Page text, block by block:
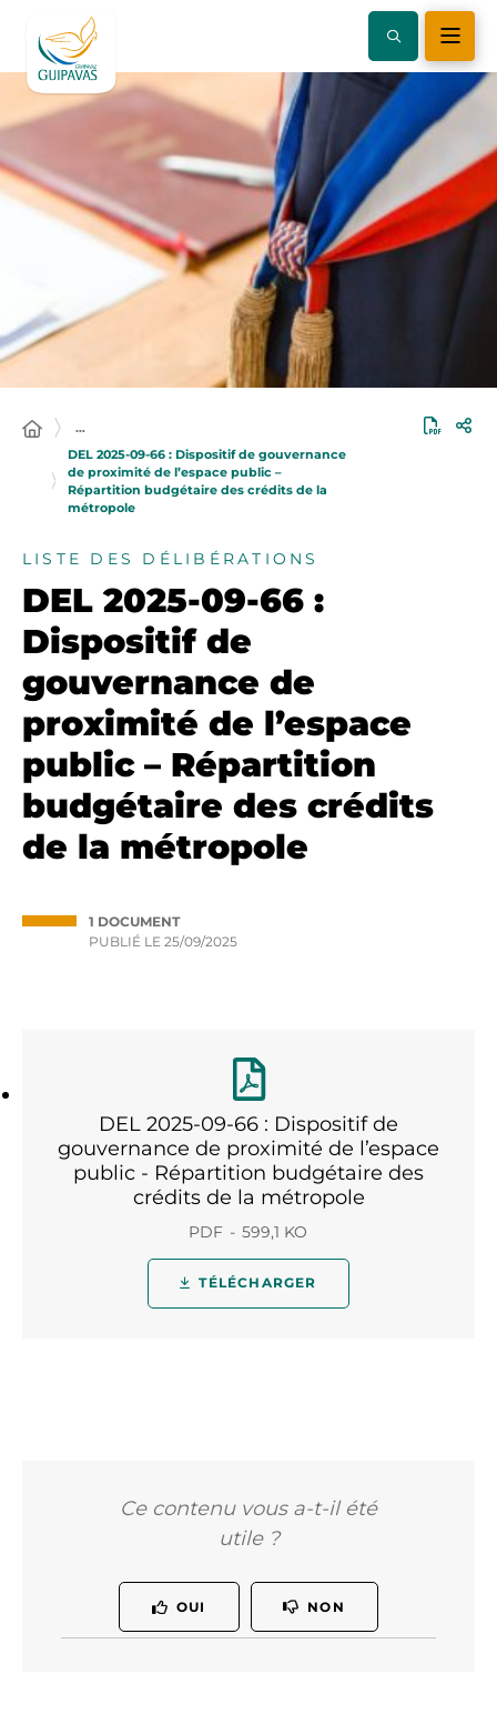
…
DEL 2025-09-66 : Dispositif de gouvernance
de proximité de l’espace public –
Répartition budgétaire des crédits de la
métropole
LISTE DES DÉLIBÉRATIONS
DEL 2025-09-66 :
Dispositif de
gouvernance de
proximité de l’espace
public – Répartition
budgétaire des crédits
de la métropole
1 DOCUMENT
PUBLIÉ LE 25/09/2025
DEL 2025-09-66 : Dispositif de
gouvernance de proximité de l’espace
public - Répartition budgétaire des
crédits de la métropole
PDF 599,1 KO
TÉLÉCHARGER
Ce contenu vous a-t-il été
utile ?
OUI NON